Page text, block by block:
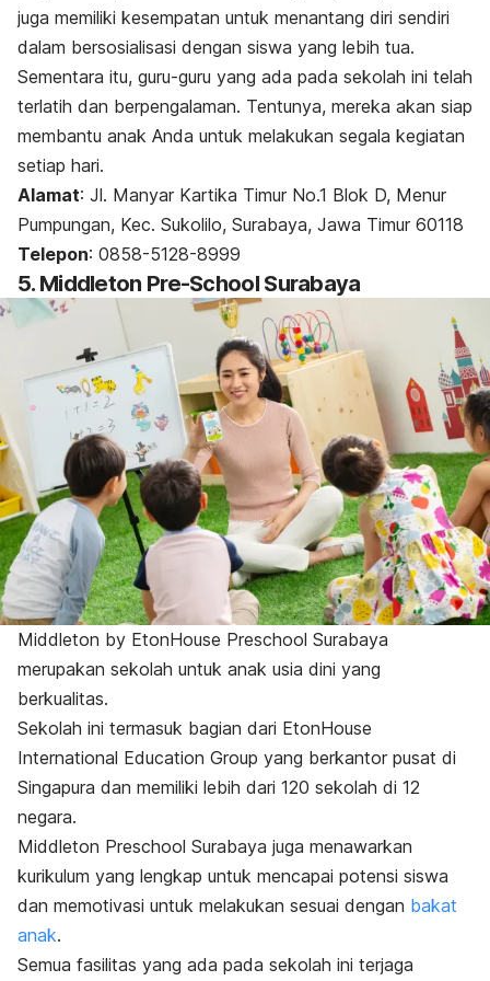
juga memiliki kesempatan untuk menantang diri sendiri
dalam bersosialisasi dengan siswa yang lebih tua.
Sementara itu, guru-guru yang ada pada sekolah ini telah
terlatih dan berpengalaman. Tentunya, mereka akan siap
membantu anak Anda untuk melakukan segala kegiatan
setiap hari.
Alamat: Jl. Manyar Kartika Timur No.1 Blok D, Menur
Pumpungan, Kec. Sukolilo, Surabaya, Jawa Timur 60118
Telepon: 0858-5128-8999
5. Middleton Pre-School Surabaya
Middleton by EtonHouse Preschool Surabaya
merupakan sekolah untuk anak usia dini yang
berkualitas.
Sekolah ini termasuk bagian dari EtonHouse
International Education Group yang berkantor pusat di
Singapura dan memiliki lebih dari 120 sekolah di 12
negara.
Middleton Preschool Surabaya juga menawarkan
kurikulum yang lengkap untuk mencapai potensi siswa
dan memotivasi untuk melakukan sesuai dengan bakat
anak.
Semua fasilitas yang ada pada sekolah ini terjaga